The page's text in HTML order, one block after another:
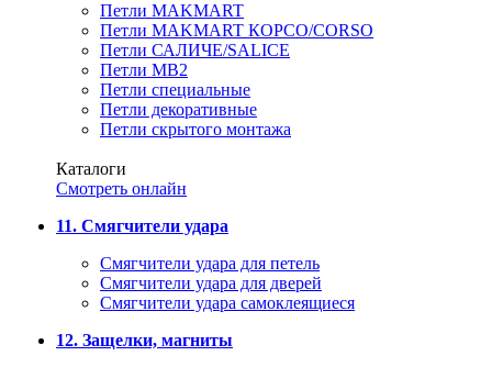
Петли MAKMART
Петли MAKMART КОРСО/CORSO
Петли САЛИЧЕ/SALICE
Петли MB2
Петли специальные
Петли декоративные
Петли скрытого монтажа
Каталоги
Смотреть онлайн
11. Смягчители удара
Смягчители удара для петель
Смягчители удара для дверей
Cмягчители удара самоклеящиеся
12. Защелки, магниты